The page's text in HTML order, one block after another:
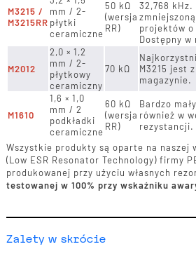
M3215 /
M3215RR
mm / 2-
płytki
ceramiczne
50 kΩ
(wersja
RR)
32,768 kHz.
projektów o
Dostępny w
M2012
2,0 × 1,2
mm / 2-
płytkowy
ceramiczny
70 kΩ
M3215 jest
magazynie.
M1610
1,6 × 1,0
mm / 2
podkładki
ceramiczne
60 kΩ
(wersja
RR)
Bardzo
również w
rezystancji.
Wszystkie produkty są oparte na naszej
(Low ESR Resonator Technology) firmy
produkowanej przy użyciu własnych
testowanej w 100% przy wskaźniku
Zalety w skrócie